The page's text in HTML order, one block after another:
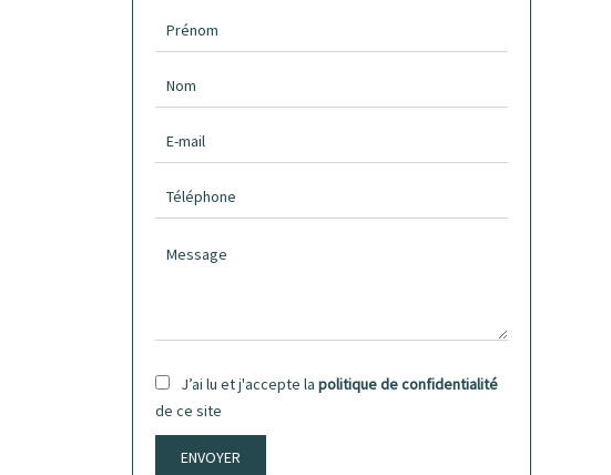
J’ai lu et j'accepte la politique de confidentialité
de ce site
ENVOYER